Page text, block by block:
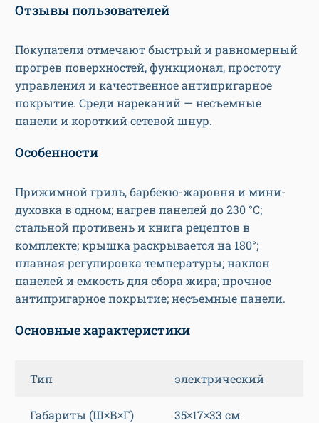
Отзывы пользователей
Покупатели отмечают быстрый и равномерный
прогрев поверхностей, функционал, простоту
управления и качественное антипригарное
покрытие. Среди нареканий — несъемные
панели и короткий сетевой шнур.
Особенности
Прижимной гриль, барбекю-жаровня и мини-
духовка в одном; нагрев панелей до 230 °C;
стальной противень и книга рецептов в
комплекте; крышка раскрывается на 180°;
плавная регулировка температуры; наклон
панелей и емкость для сбора жира; прочное
антипригарное покрытие; несъемные панели.
Основные характеристики
Тип электрический
Габариты (Ш×В×Г) 35×17×33 см